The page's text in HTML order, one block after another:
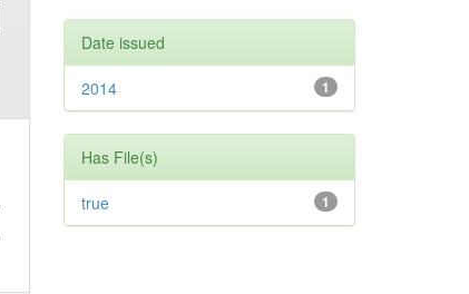
Date issued
1
2014
Has File(s)
1
true